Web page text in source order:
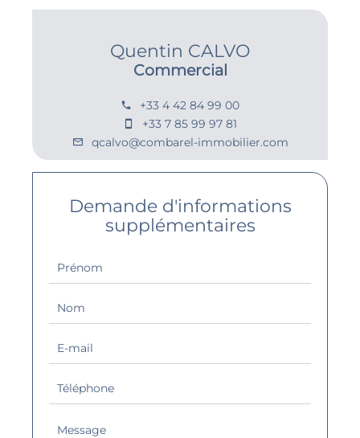
Quentin CALVO
Commercial
+33 4 42 84 99 00
+33 7 85 99 97 81
qcalvo@combarel-immobilier.com
Demande d'informations
supplémentaires